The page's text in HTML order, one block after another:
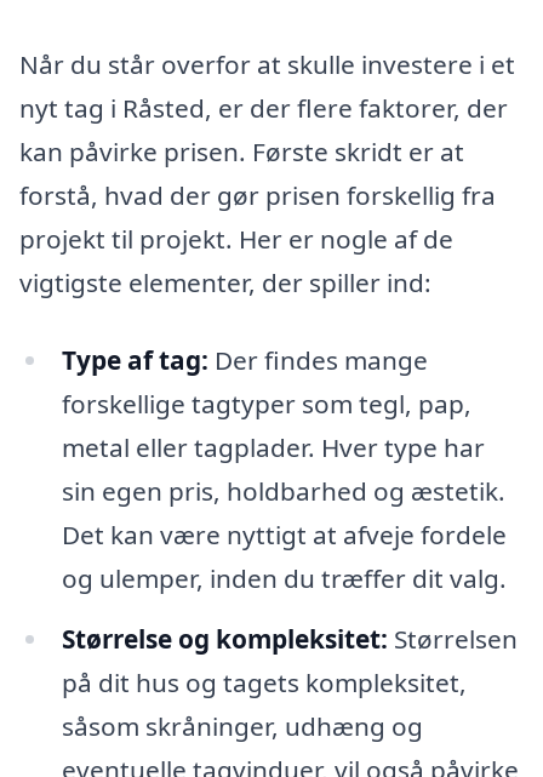
Når du står overfor at skulle investere i et
nyt tag i Råsted, er der flere faktorer, der
kan påvirke prisen. Første skridt er at
forstå, hvad der gør prisen forskellig fra
projekt til projekt. Her er nogle af de
vigtigste elementer, der spiller ind:
Type af tag: Der findes mange
forskellige tagtyper som tegl, pap,
metal eller tagplader. Hver type har
sin egen pris, holdbarhed og æstetik.
Det kan være nyttigt at afveje fordele
og ulemper, inden du træffer dit valg.
Størrelse og kompleksitet: Størrelsen
på dit hus og tagets kompleksitet,
såsom skråninger, udhæng og
eventuelle tagvinduer, vil også påvirke